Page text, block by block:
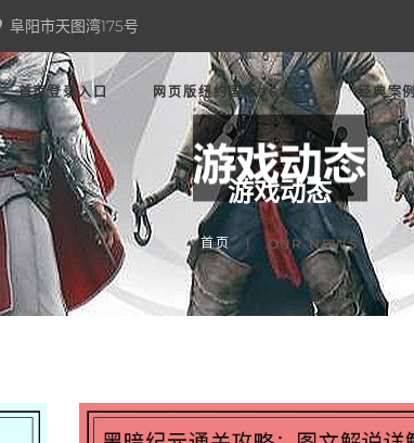
阜阳市天图湾175号
首页登录入口 网页版纽约国际967NY 经典案例
游戏动态
首页 OUR NEWS